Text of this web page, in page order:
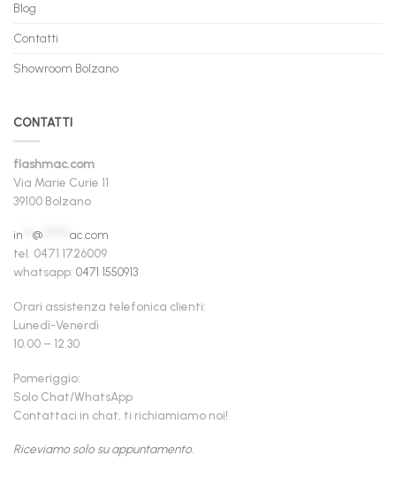
Blog
Contatti
Showroom Bolzano
CONTATTI
flashmac.com
Via Marie Curie 11
39100 Bolzano
in @
ac.com
tel. 0471 1726009
whatsapp: 0471 1550913
Orari assistenza telefonica clienti:
Lunedì-Venerdì
10.00 – 12.30
Pomeriggio:
Solo Chat/WhatsApp
Contattaci in chat, ti richiamiamo noi!
Riceviamo solo su appuntamento.